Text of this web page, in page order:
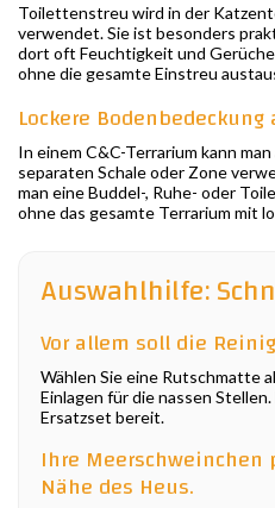
Toilettenstreu wird in der
verwendet. Sie ist besonders
dort oft Feuchtigkeit und
ohne die gesamte Einstreu
Lockere Bodenbedeckung
In einem C&C-Terrarium kann
separaten Schale oder Zone
man eine Buddel-, Ruhe- oder
ohne das gesamte Terrarium mit
Auswahlhilfe:
Vor allem soll die
Wählen Sie eine Rutschmatte
Einlagen für die nassen
Ersatzset bereit.
Ihre
Nähe des Heus.